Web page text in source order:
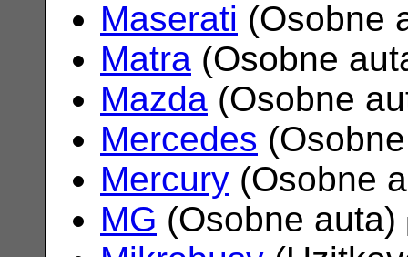
Maserati (Osobne
Matra (Osobne
Mazda (Osobne
Mercedes
Mercury (Osobne
MG (Osobne auta)